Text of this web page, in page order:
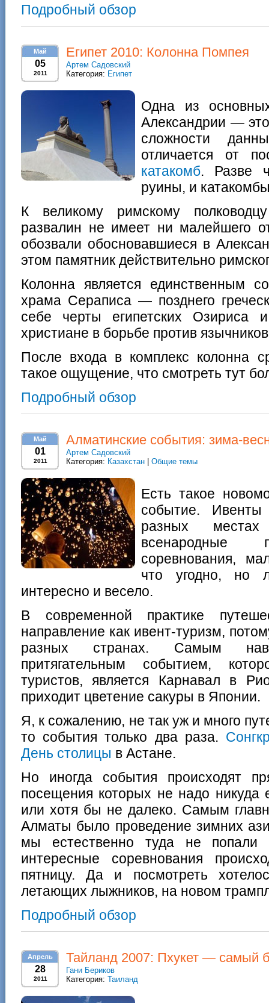
Подробный обзор
Май
05
2011
Египет 2010: Колонна Помпея
Артем Садовский
Категория: Египет
Одна из
Александрии —
сложности
отличается от
катакомб. Разве
руины, и
К великому римскому
развалин не имеет ни малейшего
обозвали обосновавшиеся в
этом памятник действительно
Колонна является единственным
храма Сераписа — позднего
себе черты египетских Озириса
христиане в борьбе против
После входа в комплекс колонна
такое ощущение, что смотреть тут
Подробный обзор
Май
01
2011
Алматинские события: зима-
Артем Садовский
Категория: Казахстан Общие темы
Есть такое
событие. Ивенты
разных
всенародные
соревнования,
что угодно, но
интересно и весело.
В современной практике
направление как ивент-туризм,
разных странах. Самым
притягательным событием,
туристов, является Карнавал в
приходит цветение сакуры в Японии.
Я, к сожалению, не так уж и много
то события только два раза.
День столицы в Астане.
Но иногда события происходят
посещения которых не надо никуда
или хотя бы не далеко. Самым
Алматы было проведение зимних
мы естественно туда не
интересные соревнования
пятницу. Да и посмотреть
летающих лыжников, на новом
Подробный обзор
Апрель
28
2011
Тайланд 2007: Пхукет — самый
Гани Бериков
Категория: Таиланд